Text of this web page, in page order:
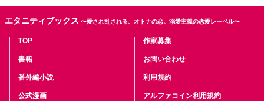
エタニティブックス 〜愛され乱される、オトナの恋。溺愛主義の恋愛レーベル〜
TOP
書籍
番外編小説
公式漫画
作家募集
お問い合わせ
利用規約
アルファコイン利用規約